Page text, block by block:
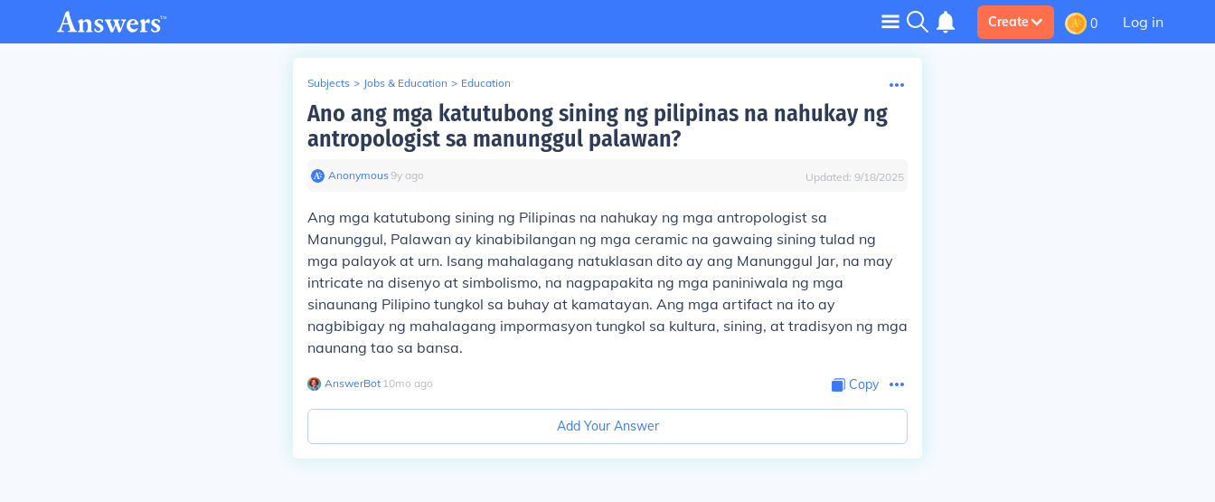
Create 0 Log in
Subjects > Jobs & Education > Education
Ano ang mga katutubong sining ng pilipinas na nahukay ng
antropologist sa manunggul palawan?
Anonymous∙9y ago Updated: 9/18/2025
Ang mga katutubong sining ng Pilipinas na nahukay ng mga antropologist sa
Manunggul, Palawan ay kinabibilangan ng mga ceramic na gawaing sining tulad ng
mga palayok at urn. Isang mahalagang natuklasan dito ay ang Manunggul Jar, na may
intricate na disenyo at simbolismo, na nagpapakita ng mga paniniwala ng mga
sinaunang Pilipino tungkol sa buhay at kamatayan. Ang mga artifact na ito ay
nagbibigay ng mahalagang impormasyon tungkol sa kultura, sining, at tradisyon ng mga
naunang tao sa bansa.
AnswerBot∙ 10mo ago Copy
Add Your Answer